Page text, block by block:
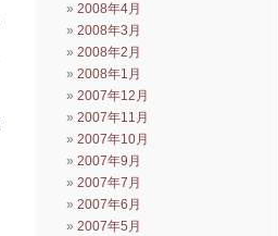
2008年4月
2008年3月
2008年2月
2008年1月
2007年12月
2007年11月
2007年10月
2007年9月
2007年7月
2007年6月
2007年5月